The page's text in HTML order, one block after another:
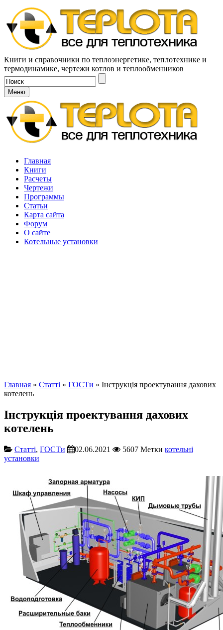
Книги и справочники по теплоэнергетике, теплотехнике и
термодинамике, чертежи котлов и теплообменников
Меню
Главная
Книги
Расчеты
Чертежи
Программы
Статьи
Карта сайта
Форум
О сайте
Котельные установки
Главная » Cтатті » ГОСТи » Інструкція проектування дахових
котелень
Інструкція проектування дахових
котелень
Cтатті, ГОСТи 02.06.2021 5607 Метки котельні
установки